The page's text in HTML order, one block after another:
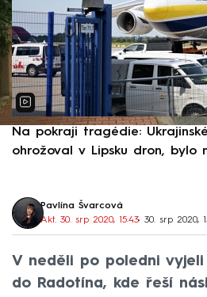
Na pokraji tragédie:
ohrožoval v Lipsku dron, bylo
Pavlína Švarcová
Akt. 30. srp 2020, 15:43• 30. srp 2020,
V neděli po poledni
do Radotína, kde řeší